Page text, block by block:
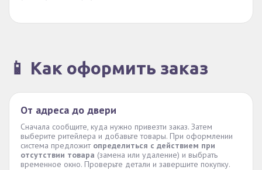
📱 Как оформить заказ
От адреса до двери
Сначала сообщите, куда нужно привезти заказ. Затем
выберите ритейлера и добавьте товары. При оформлении
система предложит определиться с действием при
отсутствии товара (замена или удаление) и выбрать
временное окно. Проверьте детали и завершите покупку.